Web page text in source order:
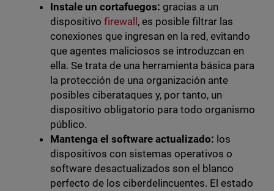
Instale un cortafuegos: gracias a un
dispositivo firewall , es posible filtrar las
conexiones que ingresan en la red, evitando
que agentes maliciosos se introduzcan en
ella. Se trata de una herramienta básica para
la protección de una organización ante
posibles ciberataques y, por tanto, un
dispositivo obligatorio para todo organismo
público.
Mantenga el software actualizado: los
dispositivos con sistemas operativos o
software desactualizados son el blanco
perfecto de los ciberdelincuentes. El estado